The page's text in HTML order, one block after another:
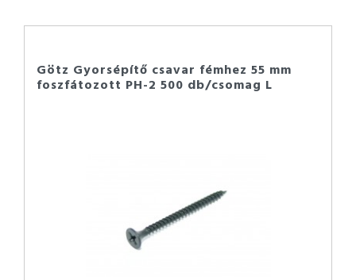
Götz Gyorsépítő csavar fémhez 55 mm
foszfátozott PH-2 500 db/csomag L